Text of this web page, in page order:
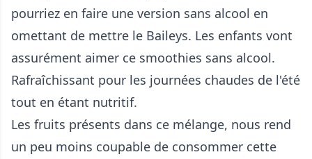
pourriez en faire une version sans alcool en
omettant de mettre le Baileys. Les enfants vont
assurément aimer ce smoothies sans alcool.
Rafraîchissant pour les journées chaudes de l'été
tout en étant nutritif.
Les fruits présents dans ce mélange, nous rend
un peu moins coupable de consommer cette